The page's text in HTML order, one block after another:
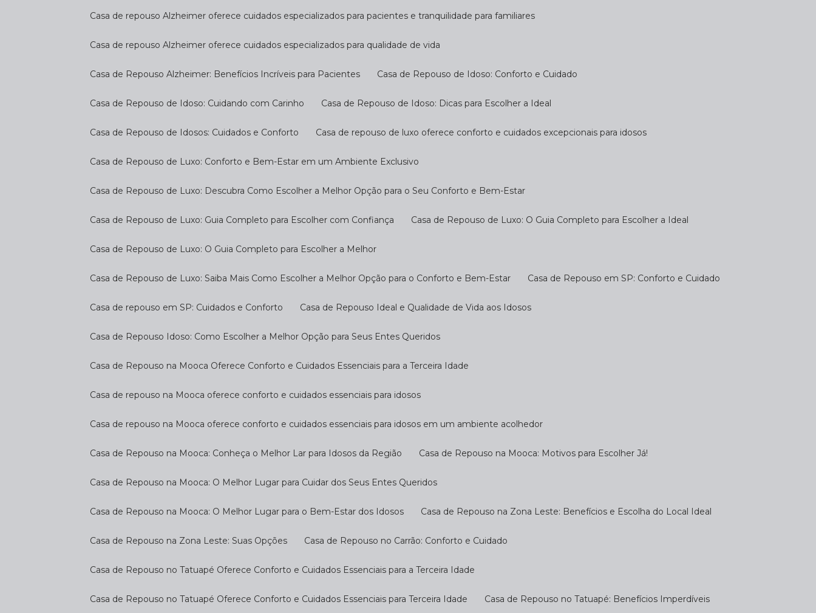
Casa de repouso Alzheimer oferece cuidados especializados para pacientes e tranquilidade para familiares
Casa de repouso Alzheimer oferece cuidados especializados para qualidade de vida
Casa de Repouso Alzheimer: Benefícios Incríveis para Pacientes Casa de Repouso de Idoso: Conforto e Cuidado
Casa de Repouso de Idoso: Cuidando com Carinho Casa de Repouso de Idoso: Dicas para Escolher a Ideal
Casa de Repouso de Idosos: Cuidados e Conforto Casa de repouso de luxo oferece conforto e cuidados excepcionais para idosos
Casa de Repouso de Luxo: Conforto e Bem-Estar em um Ambiente Exclusivo
Casa de Repouso de Luxo: Descubra Como Escolher a Melhor Opção para o Seu Conforto e Bem-Estar
Casa de Repouso de Luxo: Guia Completo para Escolher com Confiança Casa de Repouso de Luxo: O Guia Completo para Escolher a Ideal
Casa de Repouso de Luxo: O Guia Completo para Escolher a Melhor
Casa de Repouso de Luxo: Saiba Mais Como Escolher a Melhor Opção para o Conforto e Bem-Estar Casa de Repouso em SP: Conforto e Cuidado
Casa de repouso em SP: Cuidados e Conforto Casa de Repouso Ideal e Qualidade de Vida aos Idosos
Casa de Repouso Idoso: Como Escolher a Melhor Opção para Seus Entes Queridos
Casa de Repouso na Mooca Oferece Conforto e Cuidados Essenciais para a Terceira Idade
Casa de repouso na Mooca oferece conforto e cuidados essenciais para idosos
Casa de repouso na Mooca oferece conforto e cuidados essenciais para idosos em um ambiente acolhedor
Casa de Repouso na Mooca: Conheça o Melhor Lar para Idosos da Região Casa de Repouso na Mooca: Motivos para Escolher Já!
Casa de Repouso na Mooca: O Melhor Lugar para Cuidar dos Seus Entes Queridos
Casa de Repouso na Mooca: O Melhor Lugar para o Bem-Estar dos Idosos Casa de Repouso na Zona Leste: Benefícios e Escolha do Local Ideal
Casa de Repouso na Zona Leste: Suas Opções Casa de Repouso no Carrão: Conforto e Cuidado
Casa de Repouso no Tatuapé Oferece Conforto e Cuidados Essenciais para a Terceira Idade
Casa de Repouso no Tatuapé Oferece Conforto e Cuidados Essenciais para Terceira Idade Casa de Repouso no Tatuapé: Benefícios Imperdíveis